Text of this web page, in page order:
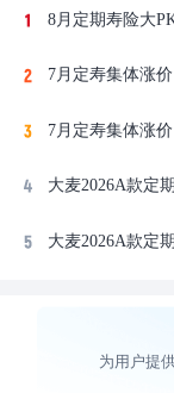
为用户提